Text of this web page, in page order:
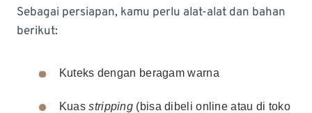
Sebagai persiapan, kamu perlu alat-alat dan bahan
berikut:
Kuteks dengan beragam warna
Kuas stripping (bisa dibeli online atau di toko